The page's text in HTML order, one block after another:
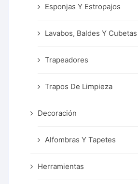
Esponjas Y Estropajos
Lavabos, Baldes Y Cubetas
Trapeadores
Trapos De Limpieza
Decoración
Alfombras Y Tapetes
Herramientas